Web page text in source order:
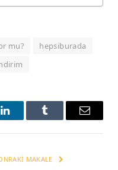
mu?
hepsiburada
LinkedInTumblr Email
MAKALE